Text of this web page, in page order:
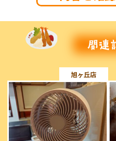
旭ヶ丘店